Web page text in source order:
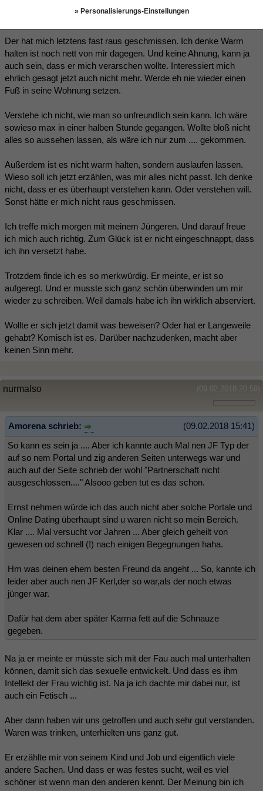
Der hat mich letztens fast raus geschmissen. Ich denke Warm
halten ist noch nett von mir dagegen. Und keine Ahnung, kann ja
auch sein, dass er mich verarschen wollte. Interessiert mich
ehrlich gesagt jetzt auch nicht mehr. Werde eh nie wieder einen
Fuß in seine Wohnung setzen.
Verstehe ich nicht, wie man so unfreundlich sein kann. Ich wäre
sowieso max in einer halben Stunde gegangen. Wollte bloß nicht
alles so aussehen lassen, als wäre ich nur zum .... gekommen.
Außerdem ist es nicht warm halten, sondern auslaufen lassen.
Wieso soll ich jetzt erzählen, was mir alles nicht passt. Ich denke
nicht, dass er es überhaupt verstehen kann. Oder verstehen will.
Sonst hätte er mich nicht raus geschmissen.
Ich treffe mich morgen mit meinem Jüngeren. Und darauf freue
ich mich auch richtig. Zum Glück ist er nicht eingeschnappt, dass
ich ihn versetzt habe.
Trotzdem finde ich es so merkwürdig. Er meinte, er ist so
aufgeregt. Und er musste sich ganz schön überwinden um mir
wieder zu schreiben. Weil damals habe ich ihn wirklich abserviert.
Wollte er sich jetzt damit was beweisen? Oder hat er Langeweile
gehabt? Komisch ist es. Darüber nachzudenken, macht aber
keinen Sinn mehr.
(09.02.2018 20:59)
nurmalso
(09.02.2018 15:41)
Amorena schrieb:
So kann es sein ja .... Aber ich kannte auch Mal nen JF Typ der
auf so nem Portal und zig anderen Seiten unterwegs war und
auch auf der Seite schrieb der wohl "Partnerschaft nicht
ausgeschlossen...." Alsooo geben tut es das schon.
Ernst nehmen würde ich das auch nicht aber solche Portale und
Online Dating überhaupt sind u waren nicht so mein Bereich.
Klar .... Mal versucht vor Jahren ... Aber gleich geheilt von
gewesen od schnell (!) nach einigen Begegnungen haha.
Hm was deinen ehem besten Freund da angeht ... So, kannte ich
leider aber auch nen JF Kerl,der so war,als der noch etwas
jünger war.
Dafür hat dem aber später Karma fett auf die Schnauze
gegeben.
Na ja er meinte er müsste sich mit der Fau auch mal unterhalten
können, damit sich das sexuelle entwickelt. Und dass es ihm
Intellekt der Frau wichtig ist. Na ja ich dachte mir dabei nur, ist
auch ein Fetisch ...
Aber dann haben wir uns getroffen und auch sehr gut verstanden.
Waren was trinken, unterhielten uns ganz gut.
Er erzählte mir von seinem Kind und Job und eigentlich viele
andere Sachen. Und dass er was festes sucht, weil es viel
schöner ist wenn man den anderen kennt. Der Meinung bin ich
» Personalisierungs-Einstellungen